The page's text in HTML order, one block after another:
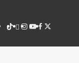
contenido
TikTok
threads
Instagram
Youtube
Facebook
X